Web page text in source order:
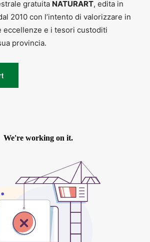
gratuita NATURART, edita in
2010 con l’intento di valorizzare in
eccellenze e i tesori custoditi
provincia.